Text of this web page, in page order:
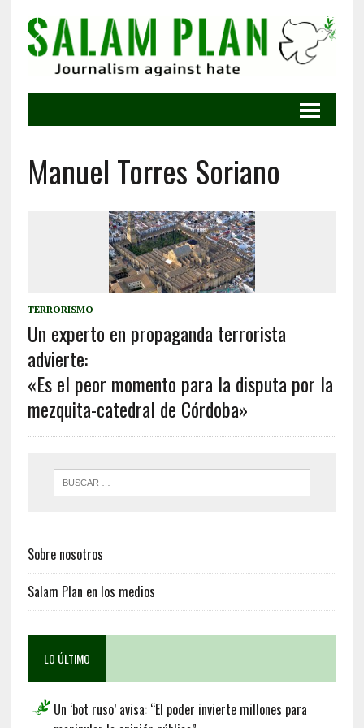
Manuel Torres Soriano
TERRORISMO
Un experto en propaganda terrorista
advierte:
«Es el peor momento para la disputa por la
mezquita-catedral de Córdoba»
Sobre nosotros
Salam Plan en los medios
LO ÚLTIMO
Un ‘bot ruso’ avisa: “El poder invierte millones para